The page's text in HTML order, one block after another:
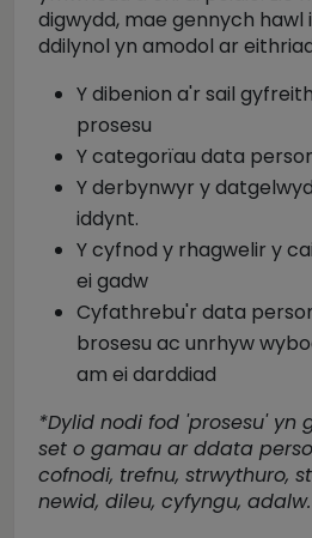
digwydd, mae gennych
ddilynol yn amodol ar
Y dibenion a'r sail
prosesu
Y categorïau data
Y derbynwyr y
iddynt.
Y cyfnod y rhagwelir y
ei gadw
Cyfathrebu'r data
brosesu ac unrhyw
am ei darddiad
*Dylid nodi fod 'prosesu' yn
set o gamau ar ddata
cofnodi, trefnu, strwythuro,
newid, dileu, cyfyngu, adalw.